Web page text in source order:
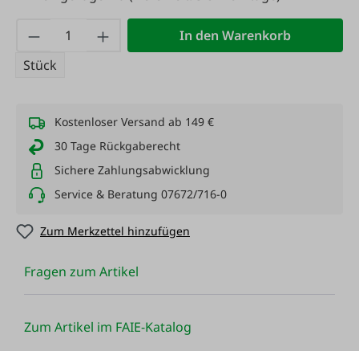
Produkt Anzahl: Gib den gewünschten
Stück
In den Warenkorb
Kostenloser Versand ab 149 €
30 Tage Rückgaberecht
Sichere Zahlungsabwicklung
Service & Beratung 07672/716-0
Zum Merkzettel hinzufügen
Fragen zum Artikel
Zum Artikel im FAIE-Katalog